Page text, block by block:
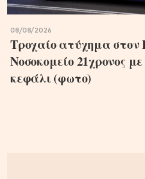
08/08/2026
Τροχαίο ατύχημα στον
Νοσοκομείο 21χρονος
κεφάλι (φωτο)